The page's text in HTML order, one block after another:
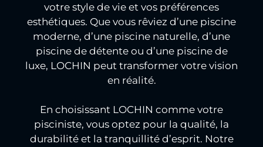
votre style de vie et vos préférences
esthétiques. Que vous rêviez d’une piscine
moderne, d’une piscine naturelle, d’une
piscine de détente ou d’une piscine de
luxe, LOCHIN peut transformer votre vision
en réalité.
En choisissant LOCHIN comme votre
pisciniste, vous optez pour la qualité, la
durabilité et la tranquillité d’esprit. Notre